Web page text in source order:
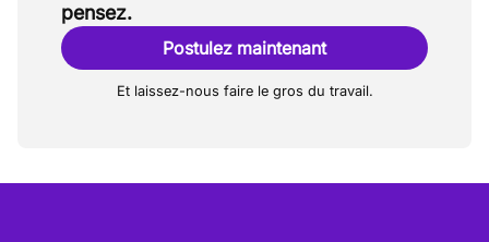
pensez.
Postulez maintenant
Et laissez-nous faire le gros du travail.